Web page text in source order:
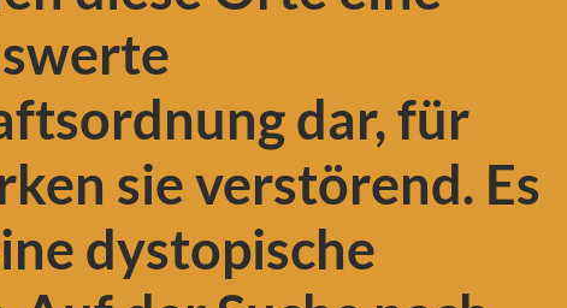
dar, für
sie verstörend. Es
dystopische